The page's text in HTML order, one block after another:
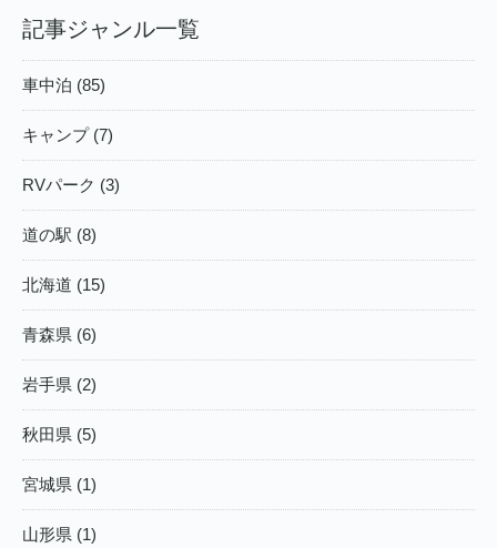
記事ジャンル一覧
車中泊 (85)
キャンプ (7)
RVパーク (3)
道の駅 (8)
北海道 (15)
青森県 (6)
岩手県 (2)
秋田県 (5)
宮城県 (1)
山形県 (1)